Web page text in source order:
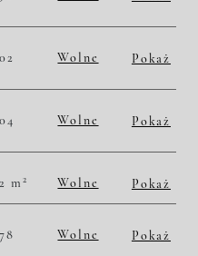
Wolne
Pokaż
Wolne
Pokaż
m 2 Wolne
Pokaż
Wolne
Pokaż